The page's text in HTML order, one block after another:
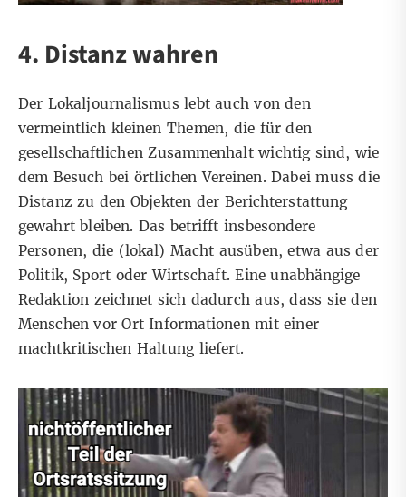
4. Distanz wahren
Der Lokaljournalismus lebt auch von den
vermeintlich kleinen Themen, die für den
gesellschaftlichen Zusammenhalt wichtig sind, wie
dem Besuch bei örtlichen Vereinen. Dabei muss die
Distanz zu den Objekten der Berichterstattung
gewahrt bleiben. Das betrifft insbesondere
Personen, die (lokal) Macht ausüben, etwa aus der
Politik, Sport oder Wirtschaft. Eine unabhängige
Redaktion zeichnet sich dadurch aus, dass sie den
Menschen vor Ort Informationen mit einer
machtkritischen Haltung liefert.